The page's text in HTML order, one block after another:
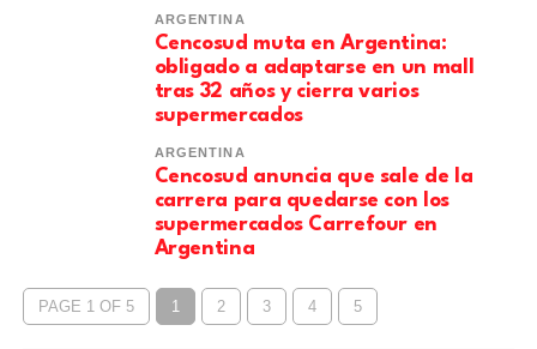
ARGENTINA
Cencosud muta en Argentina:
obligado a adaptarse en un mall
tras 32 años y cierra varios
supermercados
ARGENTINA
Cencosud anuncia que sale de la
carrera para quedarse con los
supermercados Carrefour en
Argentina
PAGE 1 OF 5 1 2 3 4 5